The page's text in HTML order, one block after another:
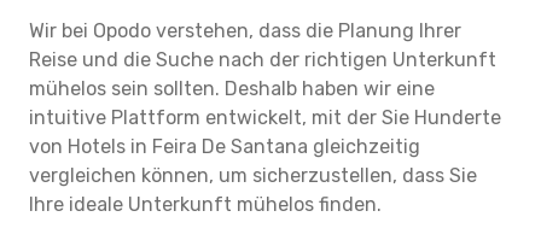
Wir bei Opodo verstehen, dass die Planung Ihrer
Reise und die Suche nach der richtigen Unterkunft
mühelos sein sollten. Deshalb haben wir eine
intuitive Plattform entwickelt, mit der Sie Hunderte
von Hotels in Feira De Santana gleichzeitig
vergleichen können, um sicherzustellen, dass Sie
Ihre ideale Unterkunft mühelos finden.